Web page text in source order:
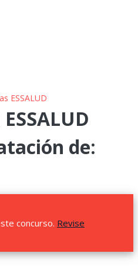
ESSALUD
de:
concurso. Revise